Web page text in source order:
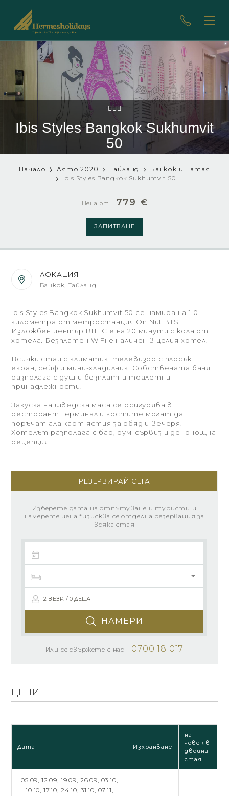
Ibis Styles Bangkok Sukhumvit
50
Начало Лято 2020 Тайланд
Банкок и Патая
Ibis Styles Bangkok Sukhumvit 50
Цена от 779 €
ЗАПИТВАНЕ
ЛОКАЦИЯ
Банкок, Тайланд
Ibis Styles Bangkok Sukhumvit 50 се намира на 1,0
километра от метростанция On Nut BTS
Изложбен център BITEC е на 20 минути с кола от
хотела. Безплатен WiFi е наличен в целия хотел.
Всички стаи с климатик, телевизор с плосък
екран, сейф и мини-хладилник. Собствената баня
разполага с душ и безплатни тоалетни
принадлежности.
Закуска на шведска маса се осигурява в
ресторант Терминал и гостите могат да
поръчат ала карт ястия за обяд и вечеря.
Хотелът разполага с бар, рум-сървиз и денонощна
рецепция.
РЕЗЕРВИРАЙ СЕГА
Изберете дата на отпътуване и туристи и
намерете цена *изисква се отделна резервация за
всяка стая
2 ВЪЗР. / 0 ДЕЦА
НАМЕРИ
Или се свържете с нас 0700 18 017
ЦЕНИ
Дата Изхранване
на
човек в
двойна
стая
05.09, 12.09, 19.09, 26.09, 03.10,
10.10, 17.10, 24.10, 31.10, 07.11,